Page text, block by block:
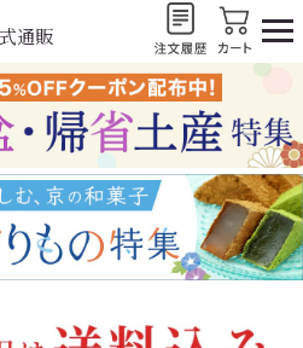
通販